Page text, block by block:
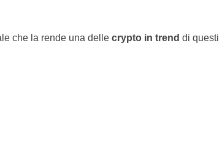
che la rende una delle crypto in trend di questi